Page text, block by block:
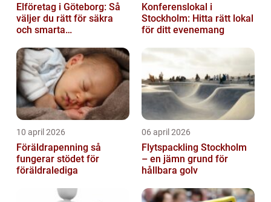
Elföretag i Göteborg: Så
väljer du rätt för säkra
och smarta
Konferenslokal i
Stockholm: Hitta rätt lokal
för ditt evenemang
10 april 2026
Föräldrapenning så
fungerar stödet för
föräldralediga
06 april 2026
Flytspackling Stockholm
– en jämn grund för
hållbara golv